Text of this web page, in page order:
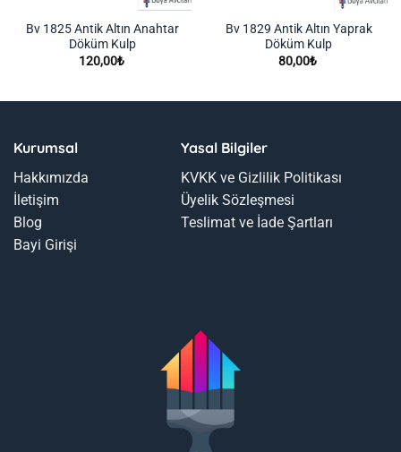
Bv 1825 Antik Altın Anahtar
Döküm Kulp
120,00₺
Bv 1829 Antik Altın Yaprak
Döküm Kulp
80,00₺
Kurumsal
Hakkımızda
İletişim
Blog
Bayi Girişi
Yasal Bilgiler
KVKK ve Gizlilik Politikası
Üyelik Sözleşmesi
Teslimat ve İade Şartları